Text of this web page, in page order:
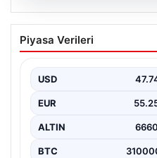
Kelebek sohbet
İletişimin Seviyeli
Dijital ortamında
Halen…
Piyasa Verileri
USD
EUR
ALTIN
BTC